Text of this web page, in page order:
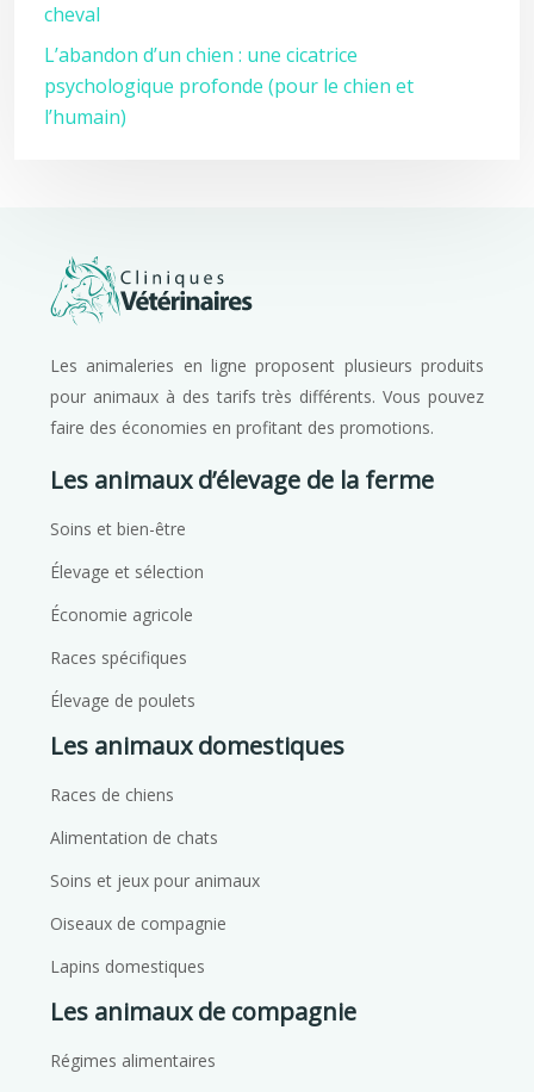
cheval
L’abandon d’un chien : une cicatrice
psychologique profonde (pour le chien et
l’humain)
Les animaleries en ligne proposent plusieurs produits
pour animaux à des tarifs très différents. Vous pouvez
faire des économies en profitant des promotions.
Les animaux d’élevage de la ferme
Soins et bien-être
Élevage et sélection
Économie agricole
Races spécifiques
Élevage de poulets
Les animaux domestiques
Races de chiens
Alimentation de chats
Soins et jeux pour animaux
Oiseaux de compagnie
Lapins domestiques
Les animaux de compagnie
Régimes alimentaires